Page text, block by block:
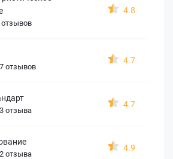
отзывов
4.8
отзывов
4.7
отзыва
4.7
отзыва
4.9